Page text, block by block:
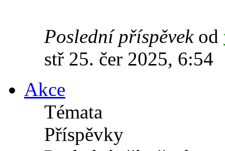
Poslední příspěvekod
stř 25. čer 2025, 6:54
Akce
Témata
Příspěvky